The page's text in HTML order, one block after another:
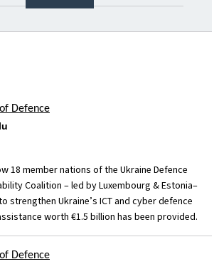
Defence
18 member nations of the Ukraine Defence
Coalition – led by Luxembourg & Estonia–
strengthen Ukraine’s ICT and cyber defence
worth €1.5 billion has been provided.
Defence